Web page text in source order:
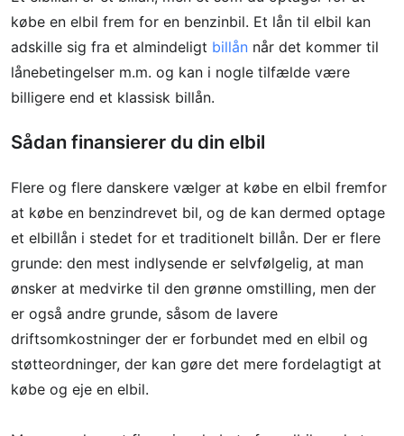
købe en elbil frem for en benzinbil. Et lån til elbil kan
adskille sig fra et almindeligt billån når det kommer til
lånebetingelser m.m. og kan i nogle tilfælde være
billigere end et klassisk billån.
Sådan finansierer du din elbil
Flere og flere danskere vælger at købe en elbil fremfor
at købe en benzindrevet bil, og de kan dermed optage
et elbillån i stedet for et traditionelt billån. Der er flere
grunde: den mest indlysende er selvfølgelig, at man
ønsker at medvirke til den grønne omstilling, men der
er også andre grunde, såsom de lavere
driftsomkostninger der er forbundet med en elbil og
støtteordninger, der kan gøre det mere fordelagtigt at
købe og eje en elbil.